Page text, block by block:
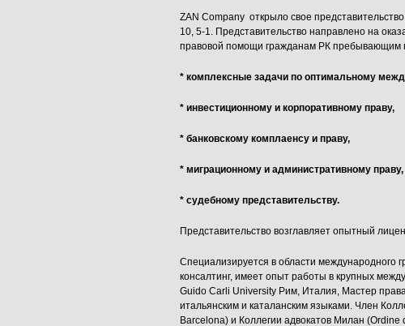
ZAN Company открыло свое
10, 5-1. Представительство направлено на
правовой помощи гражданам РК пребывающим
* комплексные задачи по оптимальному
* инвестиционному и корпоративному праву,
* банковскому комплаенсу и праву,
* миграционному и административному праву,
* судебному представительству.
Представительство возглавляет опытный
Специализируется в области международного
консалтинг, имеет опыт работы в крупных
Guido Carli University Рим, Италия, Мастер
итальянским и каталанским языками. Член
Barcelona) и Коллегии адвокатов Милан